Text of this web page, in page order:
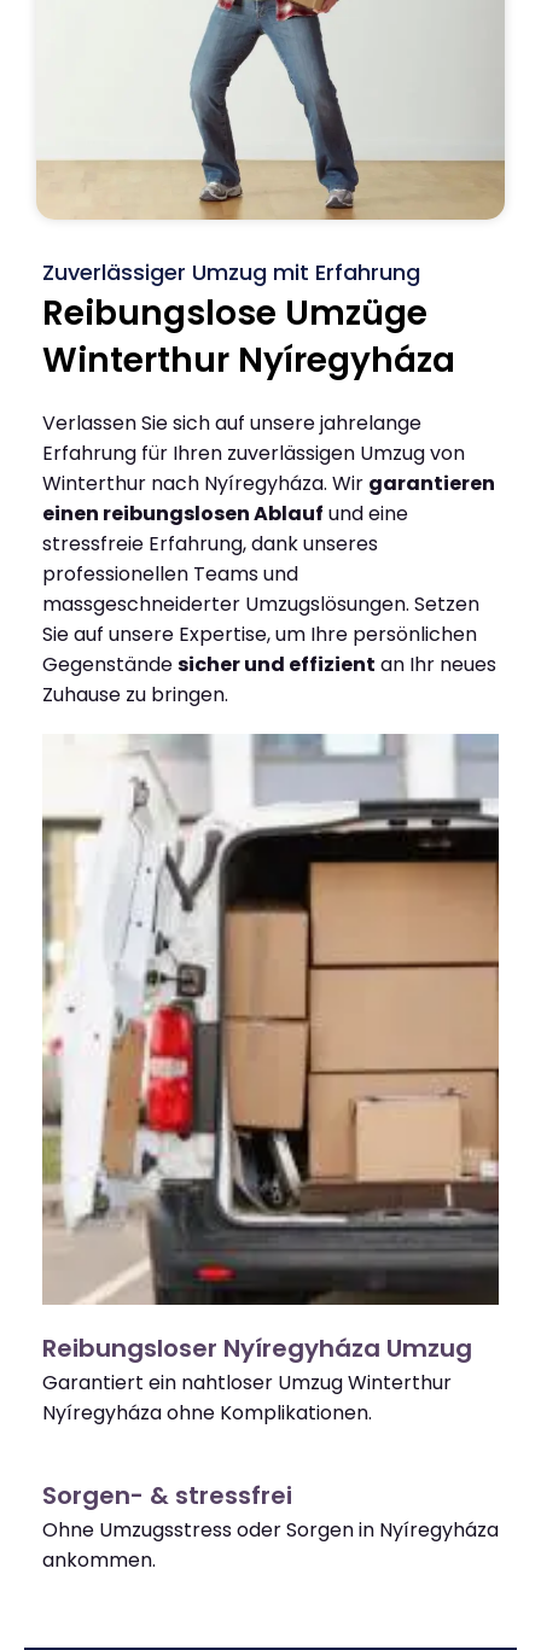
Zuverlässiger Umzug mit Erfahrung
Reibungslose Umzüge
Winterthur Nyíregyháza
Verlassen Sie sich auf unsere jahrelange
Erfahrung für Ihren zuverlässigen Umzug von
Winterthur nach Nyíregyháza. Wir garantieren
einen reibungslosen Ablauf und eine
stressfreie Erfahrung, dank unseres
professionellen Teams und
massgeschneiderter Umzugslösungen. Setzen
Sie auf unsere Expertise, um Ihre persönlichen
Gegenständesicher und effizient an Ihr neues
Zuhause zu bringen.
Reibungsloser Nyíregyháza Umzug
Garantiert ein nahtloser Umzug Winterthur
Nyíregyháza ohne Komplikationen.
Sorgen- & stressfrei
Ohne Umzugsstress oder Sorgen in Nyíregyháza
ankommen.